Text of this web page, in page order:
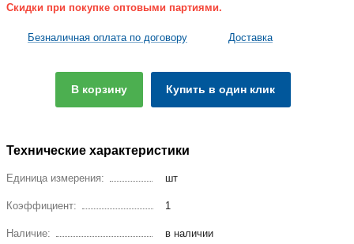
Скидки при покупке оптовыми партиями.
Безналичная оплата по договору Доставка
В корзину Купить в один клик
Технические характеристики
Единица измерения: шт
Коэффициент: 1
Наличие: в наличии